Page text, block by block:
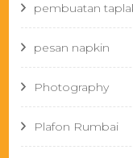
pembuatan
pesan napkin
Photography
Plafon Rumbai